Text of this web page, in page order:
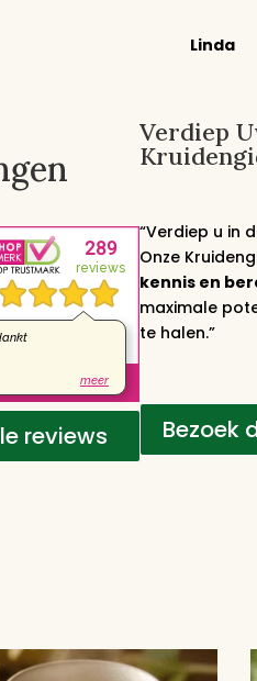
Linda
reviews
Verdiep
“Verdiep u in
Onze
kennis en
maximale
te halen.”
Bezoek